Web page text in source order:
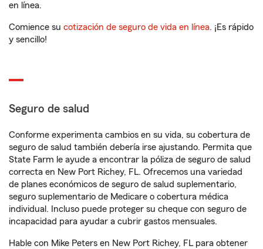
en línea.
Comience su cotización de seguro de vida en línea. ¡Es rápido
y sencillo!
Seguro de salud
Conforme experimenta cambios en su vida, su cobertura de
seguro de salud también debería irse ajustando. Permita que
State Farm le ayude a encontrar la póliza de seguro de salud
correcta en New Port Richey, FL. Ofrecemos una variedad
de planes económicos de seguro de salud suplementario,
seguro suplementario de Medicare o cobertura médica
individual. Incluso puede proteger su cheque con seguro de
incapacidad para ayudar a cubrir gastos mensuales.
Hable con Mike Peters en New Port Richey, FL para obtener